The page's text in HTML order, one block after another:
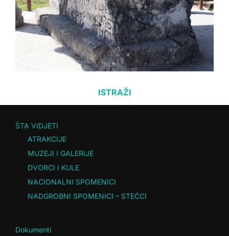
ISTRAŽI
ŠTA VIDJETI
ATRAKCIJE
MUZEJI I GALERIJE
DVORCI I KULE
NACIONALNI SPOMENICI
NADGROBNI SPOMENICI – STEĆCI
Dokumenti